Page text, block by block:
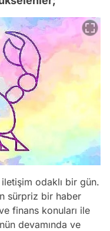
odaklı bir gün.
sürpriz bir haber
finans konuları ile
devamında ve